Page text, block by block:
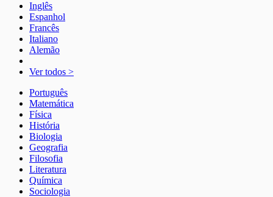
Inglês
Espanhol
Francês
Italiano
Alemão
Ver todos >
Português
Matemática
Física
História
Biologia
Geografia
Filosofia
Literatura
Química
Sociologia